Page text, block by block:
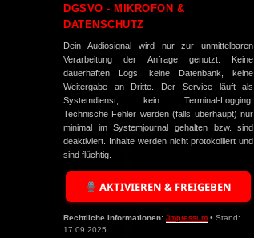
DGSVO - MIKROFON &
DATENSCHUTZ
Dein Audiosignal wird nur zur unmittelbaren
Verarbeitung der Anfrage genutzt. Keine
dauerhaften Logs, keine Datenbank, keine
Weitergabe an Dritte. Der Service läuft als
Systemdienst; kein Terminal-Logging.
Technische Fehler werden (falls überhaupt) nur
minimal im Systemjournal gehalten bzw. sind
deaktiviert. Inhalte werden nicht protokolliert und
sind flüchtig.
AKTIVIEREN & FREIGEBEN
Rechtliche Informationen: /impressum • Stand:
17.09.2025